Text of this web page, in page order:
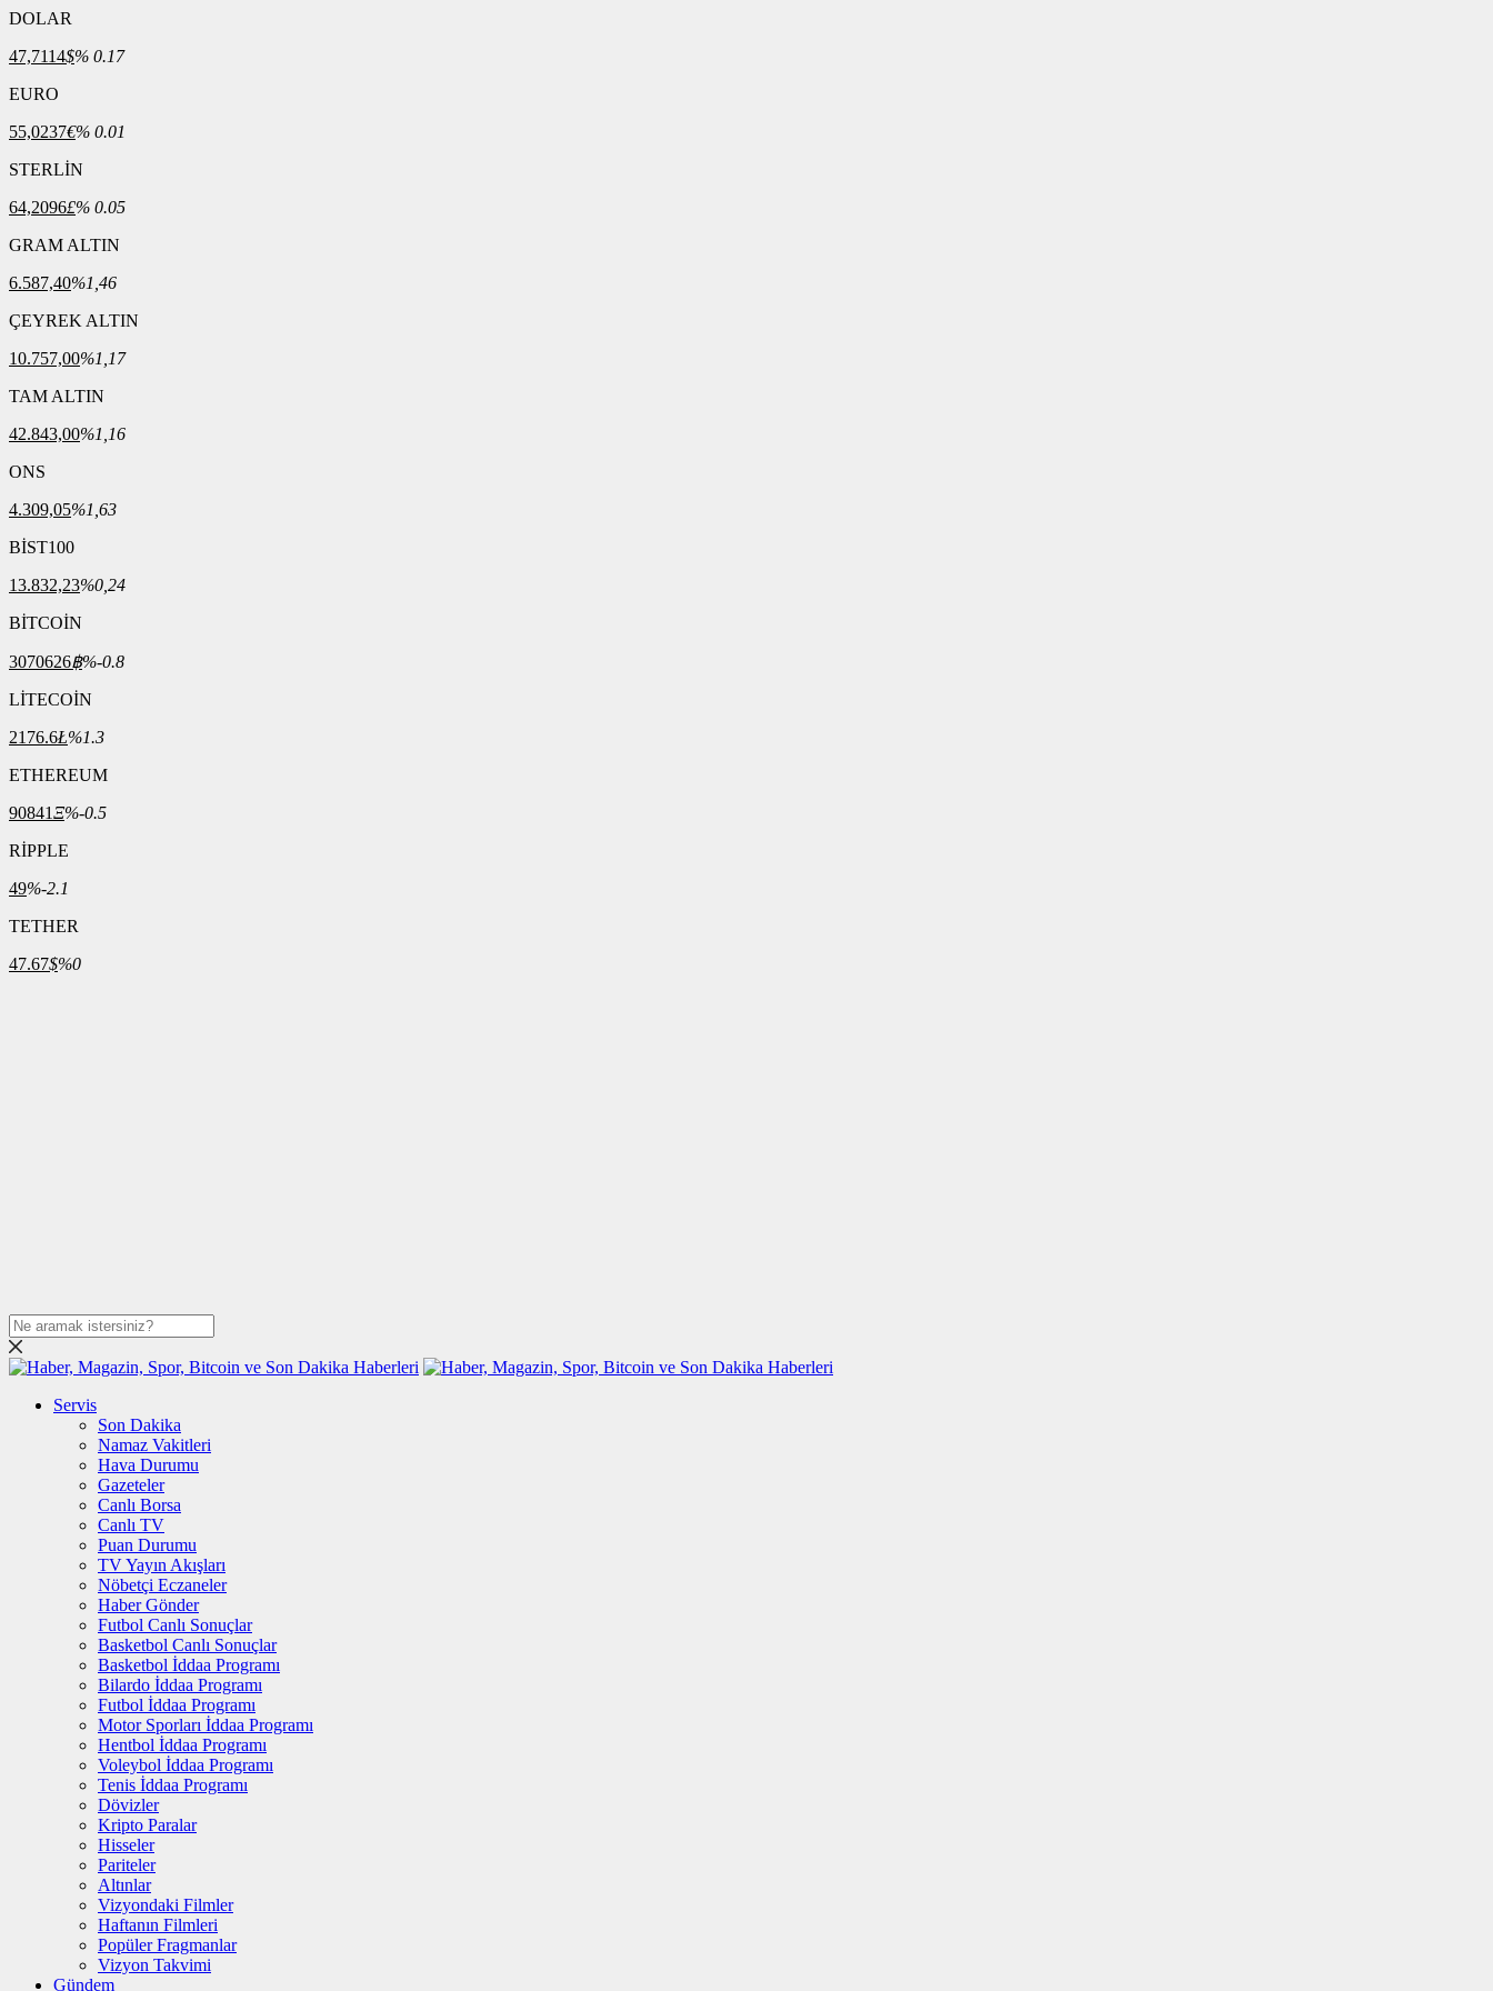
DOLAR
47,7114$% 0.17
EURO
55,0237€% 0.01
STERLİN
64,2096£% 0.05
GRAM ALTIN
6.587,40%1,46
ÇEYREK ALTIN
10.757,00%1,17
TAM ALTIN
42.843,00%1,16
ONS
4.309,05%1,63
BİST100
13.832,23%0,24
BİTCOİN
3070626฿%-0.8
LİTECOİN
2176.6Ł%1.3
ETHEREUM
90841Ξ%-0.5
RİPPLE
49%-2.1
TETHER
47.67$%0
Servis
Son Dakika
Namaz Vakitleri
Hava Durumu
Gazeteler
Canlı Borsa
Canlı TV
Puan Durumu
TV Yayın Akışları
Nöbetçi Eczaneler
Haber Gönder
Futbol Canlı Sonuçlar
Basketbol Canlı Sonuçlar
Basketbol İddaa Programı
Bilardo İddaa Programı
Futbol İddaa Programı
Motor Sporları İddaa Programı
Hentbol İddaa Programı
Voleybol İddaa Programı
Tenis İddaa Programı
Dövizler
Kripto Paralar
Hisseler
Pariteler
Altınlar
Vizyondaki Filmler
Haftanın Filmleri
Popüler Fragmanlar
Vizyon Takvimi
Gündem